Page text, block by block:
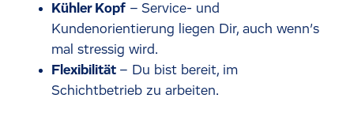
Kühler Kopf – Service- und
Kundenorientierung liegen Dir, auch wenn’s
mal stressig wird.
Flexibilität – Du bist bereit, im
Schichtbetrieb zu arbeiten.